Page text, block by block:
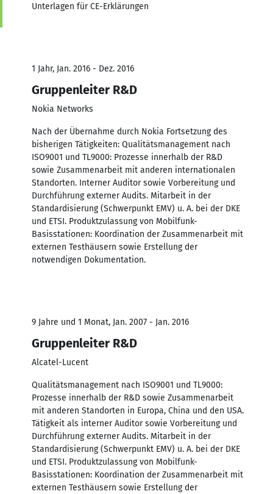
Unterlagen für CE-Erklärungen
1 Jahr, Jan. 2016 - Dez. 2016
Gruppenleiter R&D
Nokia Networks
Nach der Übernahme durch Nokia Fortsetzung des
bisherigen Tätigkeiten: Qualitätsmanagement nach
ISO9001 und TL9000: Prozesse innerhalb der R&D
sowie Zusammenarbeit mit anderen internationalen
Standorten. Interner Auditor sowie Vorbereitung und
Durchführung externer Audits. Mitarbeit in der
Standardisierung (Schwerpunkt EMV) u. A. bei der DKE
und ETSI. Produktzulassung von Mobilfunk-
Basisstationen: Koordination der Zusammenarbeit mit
externen Testhäusern sowie Erstellung der
notwendigen Dokumentation.
9 Jahre und 1 Monat, Jan. 2007 - Jan. 2016
Gruppenleiter R&D
Alcatel-Lucent
Qualitätsmanagement nach ISO9001 und TL9000:
Prozesse innerhalb der R&D sowie Zusammenarbeit
mit anderen Standorten in Europa, China und den USA.
Tätigkeit als interner Auditor sowie Vorbereitung und
Durchführung externer Audits. Mitarbeit in der
Standardisierung (Schwerpunkt EMV) u. A. bei der DKE
und ETSI. Produktzulassung von Mobilfunk-
Basisstationen: Koordination der Zusammenarbeit mit
externen Testhäusern sowie Erstellung der